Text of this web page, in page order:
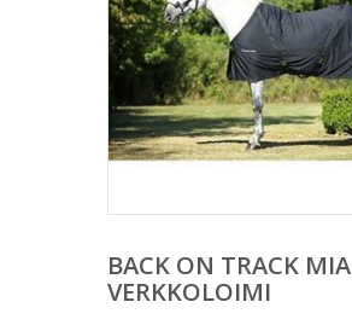
BACK ON TRACK MIA
VERKKOLOIMI